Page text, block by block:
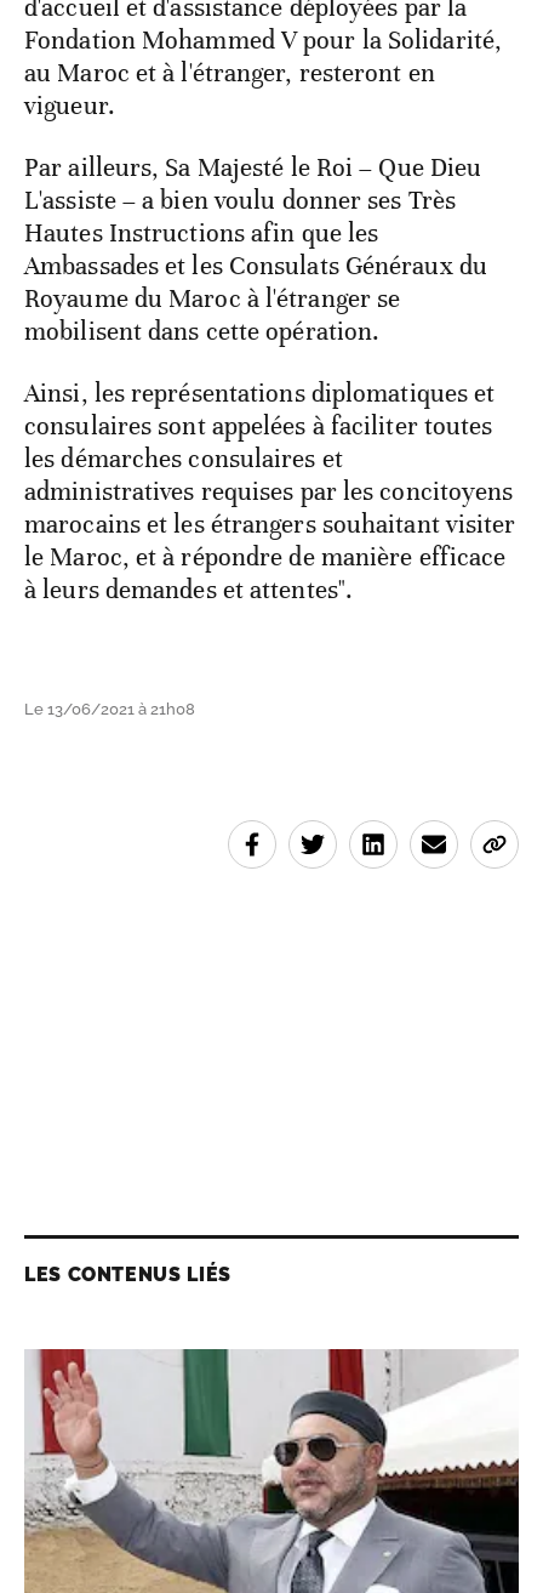
d'accueil et d'assistance déployées par la
Fondation Mohammed V pour la Solidarité,
au Maroc et à l'étranger, resteront en
vigueur.
Par ailleurs, Sa Majesté le Roi – Que Dieu
L'assiste – a bien voulu donner ses Très
Hautes Instructions afin que les
Ambassades et les Consulats Généraux du
Royaume du Maroc à l'étranger se
mobilisent dans cette opération.
Ainsi, les représentations diplomatiques et
consulaires sont appelées à faciliter toutes
les démarches consulaires et
administratives requises par les concitoyens
marocains et les étrangers souhaitant visiter
le Maroc, et à répondre de manière efficace
à leurs demandes et attentes".
Le 13/06/2021 à 21h08
LES CONTENUS LIÉS